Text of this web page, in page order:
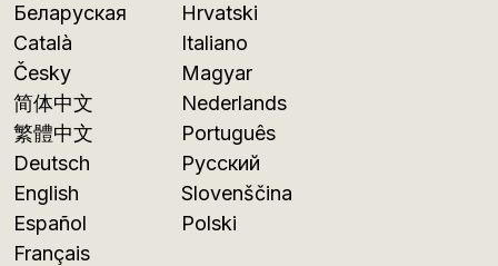
Беларуская
Català
Česky
简体中文
繁體中文
Deutsch
English
Español
Français
Hrvatski
Italiano
Magyar
Nederlands
Português
Русский
Slovenščina
Polski